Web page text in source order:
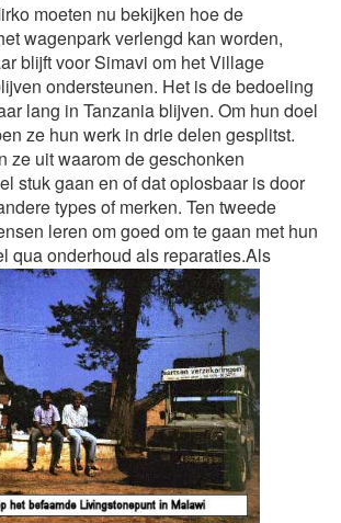
moeten nu bekijken hoe de
wagenpark verlengd kan worden,
blijft voor Simavi om het Village
ondersteunen. Het is de bedoeling
lang in Tanzania blijven. Om hun doel
ze hun werk in drie delen gesplitst.
ze uit waarom de geschonken
stuk gaan en of dat oplosbaar is door
types of merken. Ten tweede
leren om goed om te gaan met hun
qua onderhoud als reparaties.Als